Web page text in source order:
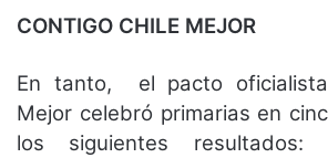
CONTIGO CHILE MEJOR
En tanto, el pacto
Mejor celebró primarias en
los siguientes